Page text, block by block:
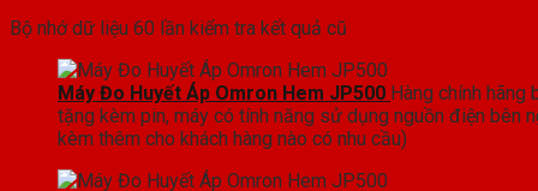
Bộ nhớ dữ liệu 60 lần kiểm tra kết quả cũ
Máy Đo Huyết Áp Omron Hem JP500 Hàng chính
tặng kèm pin, máy có tính năng sử dụng nguồn điện bên
kèm thêm cho khách hàng nào có nhu cầu)